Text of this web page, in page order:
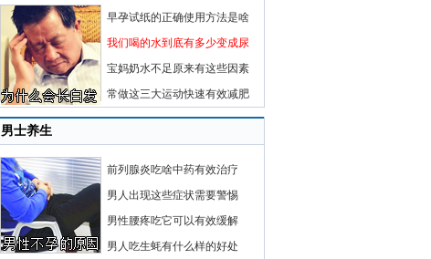
早孕试纸的正确使用方法是啥
我们喝的水到底有多少变成尿
宝妈奶水不足原来有这些因素
常做这三大运动快速有效减肥
男士养生
前列腺炎吃啥中药有效治疗
男人出现这些症状需要警惕
男性腰疼吃它可以有效缓解
男人吃生蚝有什么样的好处